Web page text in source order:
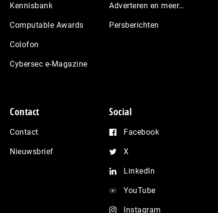
Kennisbank
Computable Awards
Colofon
Cybersec e-Magazine
Adverteren en meer…
Persberichten
Contact
Contact
Nieuwsbrief
Social
Facebook
X
LinkedIn
YouTube
Instagram